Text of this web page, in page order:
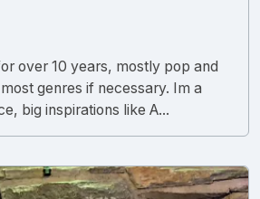
over 10 years, mostly pop and
genres if necessary. Im a
big inspirations like A...